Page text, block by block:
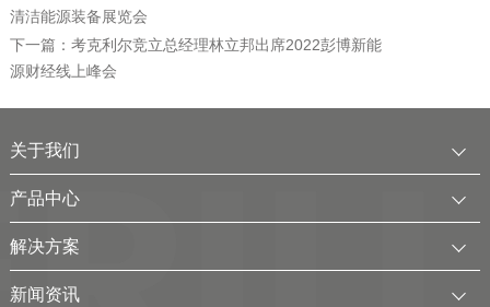
清洁能源装备展览会
下一篇：考克利尔竞立总经理林立邦出席2022彭博新能
源财经线上峰会
关于我们
公司简介
发展历程
服务全球
产品中心
中压水电解制氢装置
解决方案
可再生电解水制氢解决方案
新闻资讯